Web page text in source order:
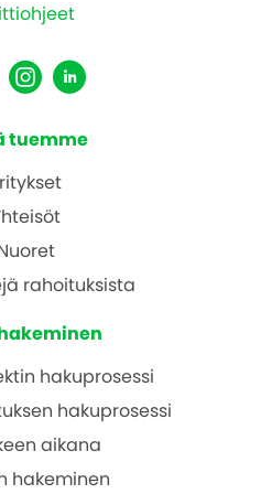
tuemme
rahoituksista
hakuprosessi
hakuprosessi
aikana
hakeminen